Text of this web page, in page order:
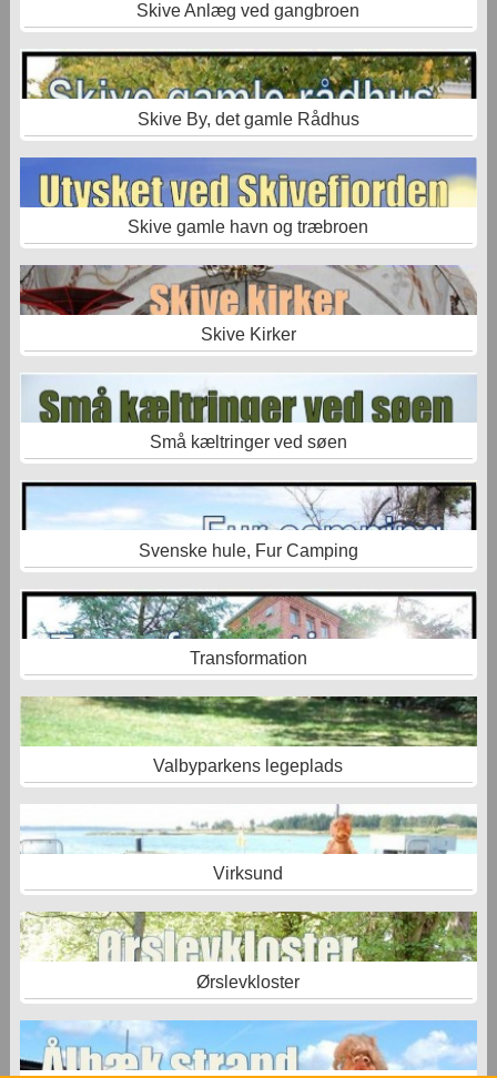
Skive Anlæg ved gangbroen
Skive By, det gamle Rådhus
Skive gamle havn og træbroen
Skive Kirker
Små kæltringer ved søen
Svenske hule, Fur Camping
Transformation
Valbyparkens legeplads
Virksund
Ørslevkloster